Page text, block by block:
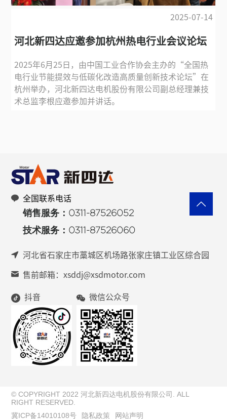
2025-07-14
河北新四达应邀参加杭州热电行业会议论坛
2025年6月25日，由中国工业合作协会主办的“全国热
电行业节能提效与低碳化改造高质量创新技术论坛”在
杭州举办，河北新四达电机股份有限公司副总经理兼技
术总监李根应邀参加并讲话。
全国联系电话
销售服务：0311-87526052
技术服务：0311-87526060
河北省石家庄市藁城区机场路张家庄镇工业区综合园
售前邮箱：xsddj@xsdmotor.com
抖音 微信公众号
© COPYRIGHT 2022 河北新四达电机股份有限公司. ALL
RIGHT RESERVED.
冀ICP备14010108号
隐私政策 网站声明